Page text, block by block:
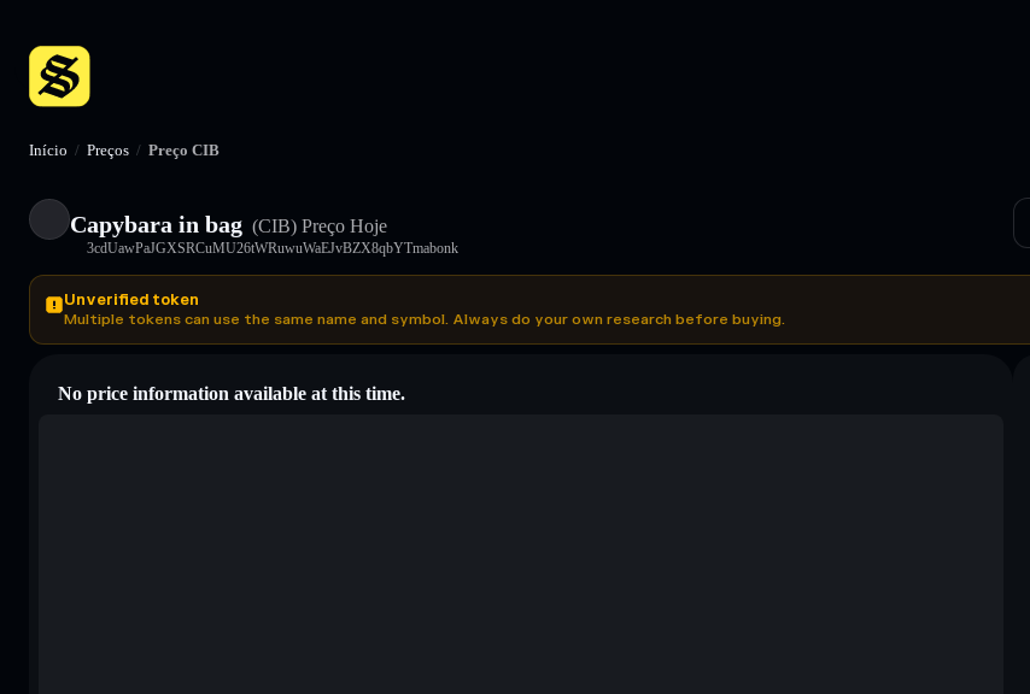
Início / Preços / Preço CIB
Capybara in bag (CIB) Preço Hoje
3cdUawPaJGXSRCuMU26tWRuwuWaEJvBZX8qbYTmabonk
Unverified token
Multiple tokens can use the same name and symbol. Always do your own research before buying.
No price information available at this time.